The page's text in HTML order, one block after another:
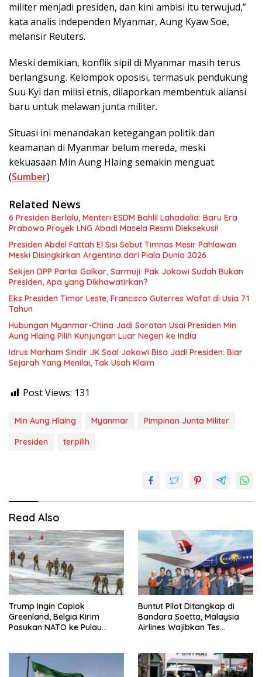
militer menjadi presiden, dan kini ambisi itu terwujud,”
kata analis independen Myanmar, Aung Kyaw Soe,
melansir Reuters.
Meski demikian, konflik sipil di Myanmar masih terus
berlangsung. Kelompok oposisi, termasuk pendukung
Suu Kyi dan milisi etnis, dilaporkan membentuk aliansi
baru untuk melawan junta militer.
Situasi ini menandakan ketegangan politik dan
keamanan di Myanmar belum mereda, meski
kekuasaan Min Aung Hlaing semakin menguat.
(Sumber)
Related News
6 Presiden Berlalu, Menteri ESDM Bahlil Lahadalia: Baru Era
Prabowo Proyek LNG Abadi Masela Resmi Dieksekusi!
Presiden Abdel Fattah El Sisi Sebut Timnas Mesir Pahlawan
Meski Disingkirkan Argentina dari Piala Dunia 2026
Sekjen DPP Partai Golkar, Sarmuji: Pak Jokowi Sudah Bukan
Presiden, Apa yang Dikhawatirkan?
Eks Presiden Timor Leste, Francisco Guterres Wafat di Usia 71
Tahun
Hubungan Myanmar-China Jadi Sorotan Usai Presiden Min
Aung Hlaing Pilih Kunjungan Luar Negeri ke India
Idrus Marham Sindir JK Soal Jokowi Bisa Jadi Presiden: Biar
Sejarah Yang Menilai, Tak Usah Klaim
Post Views: 131
Min Aung Hlaing Myanmar
Pimpinan Junta Militer
Presiden
terpilih
Read Also
Trump Ingin Caplok
Greenland, Belgia Kirim
Pasukan NATO ke Pulau
Buntut Pilot Ditangkap di
Bandara Soetta, Malaysia
Airlines Wajibkan Tes